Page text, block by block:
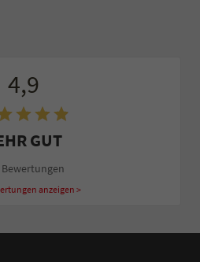
4,9
GUT
Bewertungen
anzeigen >